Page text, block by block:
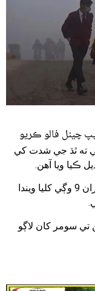
چينل فالو ڪريو
ته ٿڌ جي شدت کي
ڪيا ويا آهن.
ذريعن موجب، اسڪول صبح 8 وڳي جي بدران 9 وڳي کليا ويندا
سومر کان لاڳو